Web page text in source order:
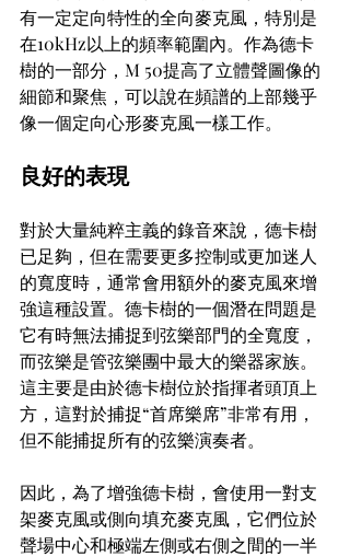
有一定定向特性的全向麥克風，特別是
在10kHz以上的頻率範圍內。作為德卡
樹的一部分，M 50提高了立體聲圖像的
細節和聚焦，可以說在頻譜的上部幾乎
像一個定向心形麥克風一樣工作。
良好的表現
對於大量純粹主義的錄音來說，德卡樹
已足夠，但在需要更多控制或更加迷人
的寬度時，通常會用額外的麥克風來增
強這種設置。德卡樹的一個潛在問題是
它有時無法捕捉到弦樂部門的全寬度，
而弦樂是管弦樂團中最大的樂器家族。
這主要是由於德卡樹位於指揮者頭頂上
方，這對於捕捉“首席樂席”非常有用，
但不能捕捉所有的弦樂演奏者。
因此，為了增強德卡樹，會使用一對支
架麥克風或側向填充麥克風，它們位於
聲場中心和極端左側或右側之間的一半